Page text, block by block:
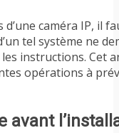
caméra IP, il
tel système ne
instructions. Cet
opérations à
avant